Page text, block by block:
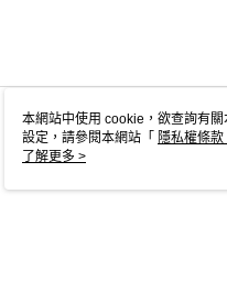
本網站中使用 cookie，欲查詢有
設定，請參閱本網站「 隱私權條款
使用 cookie。
了解更多 >